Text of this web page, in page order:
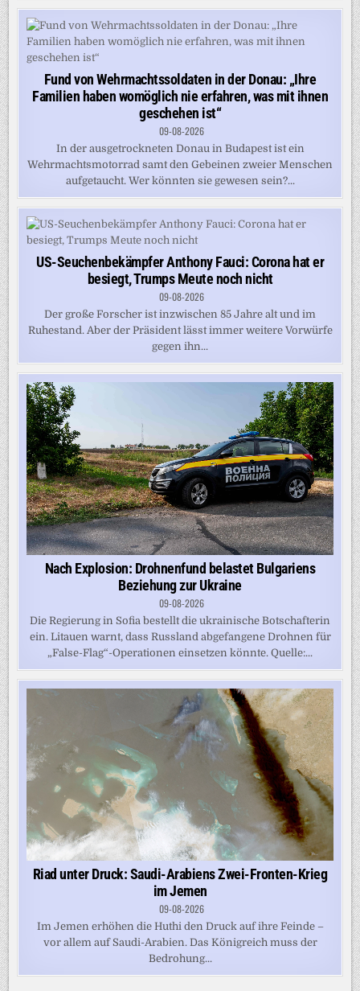
Fund von Wehrmachtssoldaten in der Donau: „Ihre
Familien haben womöglich nie erfahren, was mit ihnen
geschehen ist“
09-08-2026
In der ausgetrockneten Donau in Budapest ist ein
Wehrmachtsmotorrad samt den Gebeinen zweier Menschen
aufgetaucht. Wer könnten sie gewesen sein?...
US-Seuchenbekämpfer Anthony Fauci: Corona hat er
besiegt, Trumps Meute noch nicht
09-08-2026
Der große Forscher ist inzwischen 85 Jahre alt und im
Ruhestand. Aber der Präsident lässt immer weitere Vorwürfe
gegen ihn...
Nach Explosion: Drohnenfund belastet Bulgariens
Beziehung zur Ukraine
09-08-2026
Die Regierung in Sofia bestellt die ukrainische Botschafterin
ein. Litauen warnt, dass Russland abgefangene Drohnen für
„False-Flag“-Operationen einsetzen könnte. Quelle:...
Riad unter Druck: Saudi-Arabiens Zwei-Fronten-Krieg
im Jemen
09-08-2026
Im Jemen erhöhen die Huthi den Druck auf ihre Feinde –
vor allem auf Saudi-Arabien. Das Königreich muss der
Bedrohung...